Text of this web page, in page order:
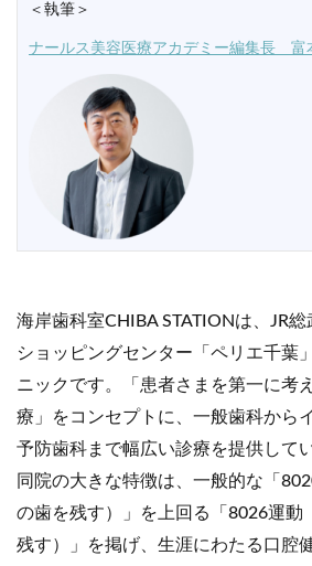
＜執筆＞
ナールス美容医療アカデミー編集長 富
海岸歯科室CHIBA STATIONは、JR
ショッピングセンター「ペリエ千葉
ニックです。「患者さまを第一に考
療」をコンセプトに、一般歯科から
予防歯科まで幅広い診療を提供して
同院の大きな特徴は、一般的な「
の歯を残す）」を上回る「8026運動
残す）」を掲げ、生涯にわたる口腔